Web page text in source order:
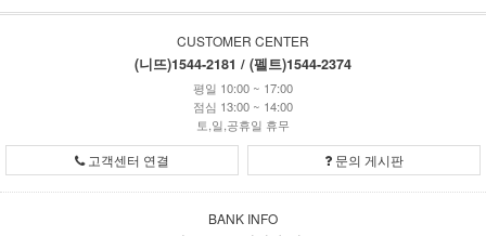
CUSTOMER CENTER
(니뜨)1544-2181 / (펠트)1544-2374
평일 10:00 ~ 17:00
점심 13:00 ~ 14:00
토,일,공휴일 휴무
고객센터 연결 문의 게시판
BANK INFO